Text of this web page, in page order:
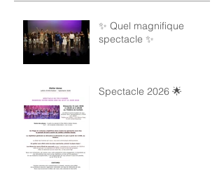
✨ Quel magnifique
spectacle ✨
Spectacle 2026 🌟